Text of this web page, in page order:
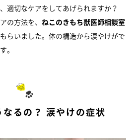
適切なケアをしてあげられますか？
の方法を、 ねこのきもち獣医師相談室
らいました。体の構造から涙やけがで
。
るの？ 涙やけの症状